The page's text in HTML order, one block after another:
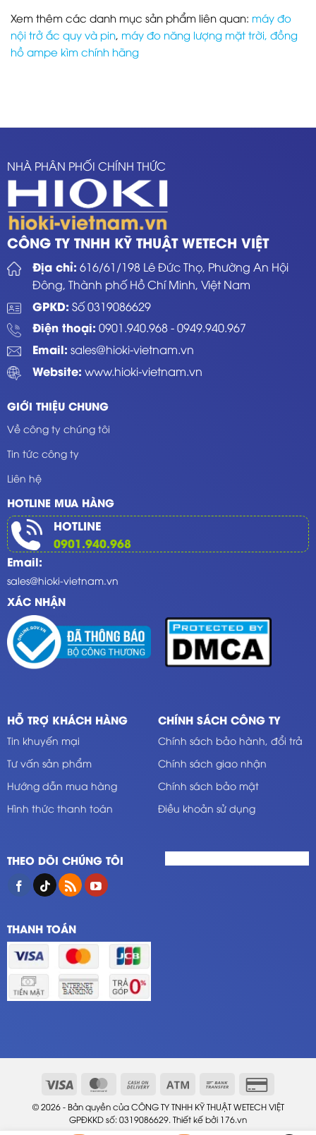
Xem thêm các danh mục sản phẩm liên quan: máy đo
nội trở ắc quy và pin, máy đo năng lượng mặt trời, đồng
hồ ampe kìm chính hãng
NHÀ PHÂN PHỐI CHÍNH THỨC
CÔNG TY TNHH KỸ THUẬT WETECH VIỆT
Địa chỉ: 616/61/198 Lê Đức Thọ, Phường An Hội
Đông, Thành phố Hồ Chí Minh, Việt Nam
GPKD: Số 0319086629
Điện thoại: 0901.940.968-0949.940.967
Email: sales@hioki-vietnam.vn
Website: www.hioki-vietnam.vn
GIỚI THIỆU CHUNG
Về công ty chúng tôi
Tin tức công ty
Liên hệ
HOTLINE MUA HÀNG
HOTLINE
0901.940.968
Email:
sales@hioki-vietnam.vn
XÁC NHẬN
HỖ TRỢ KHÁCH HÀNG
Tin khuyến mại
Tư vấn sản phẩm
Hướng dẫn mua hàng
Hình thức thanh toán
CHÍNH SÁCH CÔNG TY
Chính sách bảo hành, đổi trả
Chính sách giao nhận
Chính sách bảo mật
Điều khoản sử dụng
THEO DÕI CHÚNG TÔI
THANH TOÁN
© 2026 - Bản quyền của CÔNG TY TNHH KỸ THUẬT WETECH VIỆT
GPĐKKD số: 0319086629. Thiết kế bởi 176.vn